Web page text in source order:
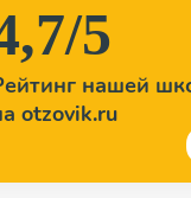
5
нашей
otzovik.ru